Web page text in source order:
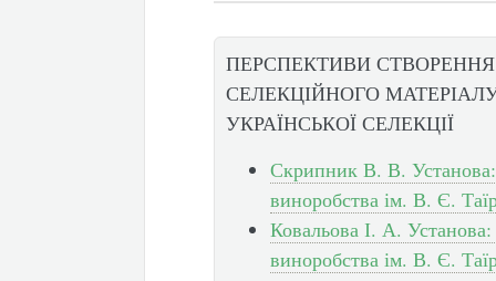
ПЕРСПЕКТИВИ
СЕЛЕКЦІЙНОГО
УКРАЇНСЬКОЇ СЕЛЕКЦІЇ
Скрипник В. В.
виноробства ім. В. Є.
Ковальова І. А.
виноробства ім. В. Є.